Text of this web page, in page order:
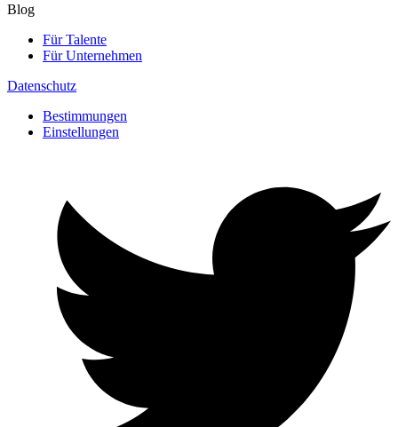
Blog
Für Talente
Für Unternehmen
Datenschutz
Bestimmungen
Einstellungen